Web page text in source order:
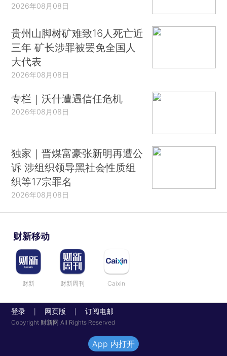
2026年08月08日
贵州山脚树矿难致16人死亡近
三年 矿长涉罪被罢免全国人
大代表
2026年08月08日
专栏｜沃什遭遇信任危机
2026年08月08日
独家｜晋煤富豪张新明再遭公
诉 涉组织领导黑社会性质组
织等17宗罪名
2026年08月08日
财新移动
财新 财新周刊 Caixin
登录 网页版 订阅电邮
Copyright 财新网 All Rights Reserved
App 内打开